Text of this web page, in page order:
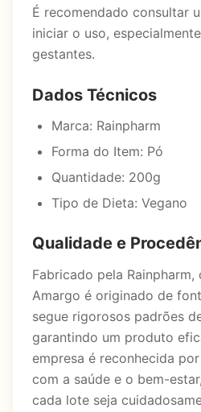
É recomendado consultar
iniciar o uso,
gestantes.
Dados Técnicos
Marca: Rainpharm
Forma do Item: Pó
Quantidade: 200g
Tipo de Dieta: Vegano
Qualidade e
Fabricado pela Rainpharm,
Amargo é originado de
segue rigorosos padrões
garantindo um produto
empresa é reconhecida
com a saúde e o bem-
cada lote seja